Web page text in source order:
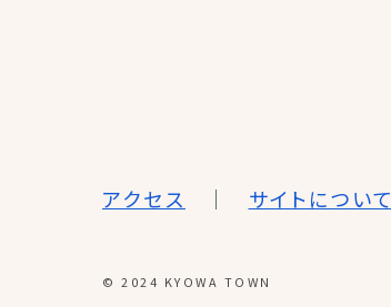
アクセス サイトについて
© 2024 KYOWA TOWN